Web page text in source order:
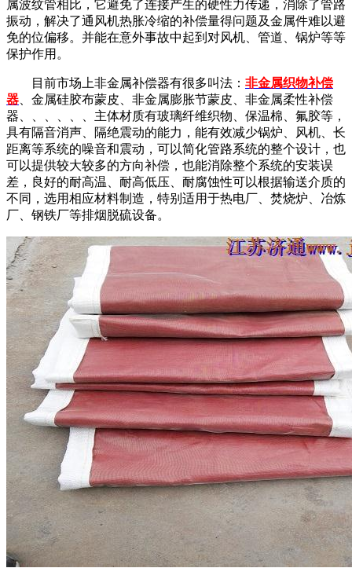
属波纹管相比，它避免了连接产生的硬性力传递，消除了管路
振动，解决了通风机热胀冷缩的补偿量得问题及金属件难以避
免的位偏移。并能在意外事故中起到对风机、管道、锅炉等等
保护作用。
目前市场上非金属补偿器有很多叫法： 非金属织物补偿
器 、金属硅胶布蒙皮、非金属膨胀节蒙皮、非金属柔性补偿
器、、、、、、主体材质有玻璃纤维织物、保温棉、氟胶等，
具有隔音消声、隔绝震动的能力，能有效减少锅炉、风机、长
距离等系统的噪音和震动，可以简化管路系统的整个设计，也
可以提供较大较多的方向补偿，也能消除整个系统的安装误
差，良好的耐高温、耐高低压、耐腐蚀性可以根据输送介质的
不同，选用相应材料制造，特别适用于热电厂、焚烧炉、冶炼
厂、钢铁厂等排烟脱硫设备。